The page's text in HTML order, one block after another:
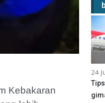
Kebakaran
24